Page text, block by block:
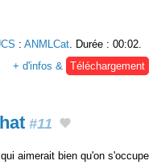
: ANMLCat. Durée : 00:02.
+ d'infos & Téléchargement
#11
aimerait bien qu'on s'occupe